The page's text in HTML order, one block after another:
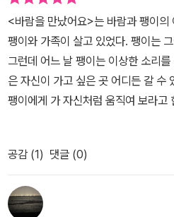
자기 자신으로 돌아올 수 있었다.그리
바람에게서 들은 이야기를 들려준다.
그림으로 그리고, 또 친구들에게 설
정적인 마음그림으로 풀어내어 이야
작가의 모습이 보인다.​
<바람을 만났어요>는 바람과 팽이의
팽이와 가족이 살고 있었다. 팽이는
그런데 어느 날 팽이는 이상한 소리
은 자신이 가고 싶은 곳 어디든 갈 수
팽이에게 가 자신처럼 움직여 보라고
이야기를 팽이에게 들려주었다. 바람
에서 횃불을 들고 다니는 거인 아줌마
도 본 적도, 들은 적도 없는 이야기에
거인 아줌마가 횃불을 들고 다닌다는
공감 (1) 댓글 (0)